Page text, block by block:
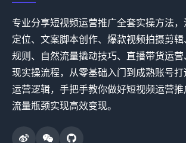
专业分享短视频运营推广全套实操方法
定位、文案脚本创作、爆款视频拍摄剪
规则、自然流量撬动技巧、直播带货运
现实操流程，从零基础入门到成熟账号
运营逻辑，手把手教你做好短视频运营
流量瓶颈实现高效变现。